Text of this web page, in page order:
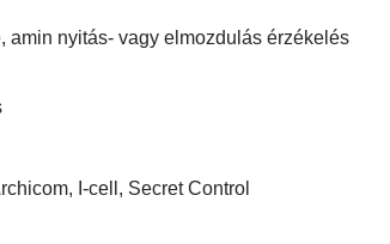
amin nyitás- vagy elmozdulás érzékelés
I-cell, Secret Control